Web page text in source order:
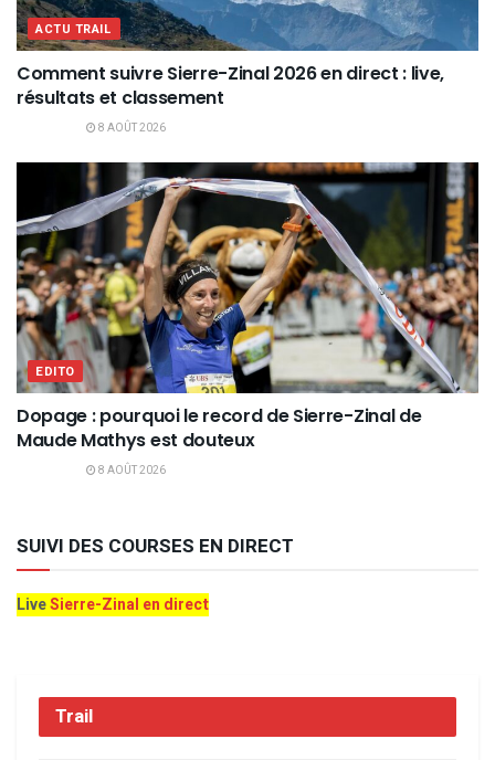
ACTU TRAIL
Comment suivre Sierre-Zinal 2026 en direct : live,
résultats et classement
8 AOÛT 2026
EDITO
Dopage : pourquoi le record de Sierre-Zinal de
Maude Mathys est douteux
8 AOÛT 2026
SUIVI DES COURSES EN DIRECT
LiveSierre-Zinal en direct
Trail